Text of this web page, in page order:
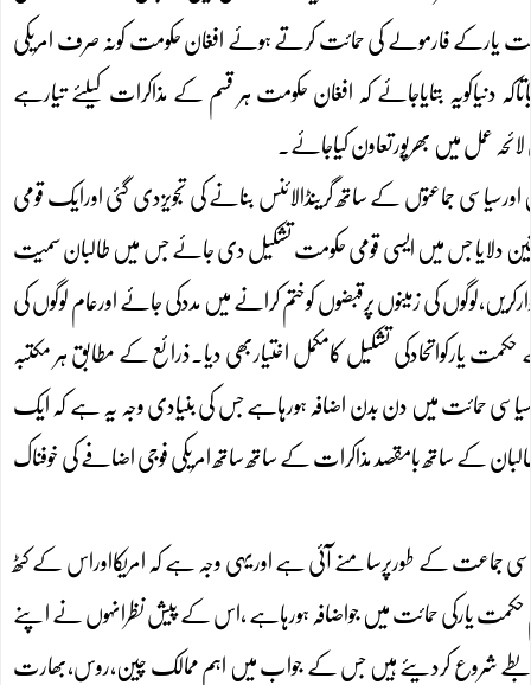
یارکے فارمولے کی حمائت کرتے ہوئے افغان حکومت کونہ صرف امریکی
دنیاکویہ بتایاجائے کہ افغان حکومت ہر قسم کے مذاکرات کیلئے تیارہے
عمل میں بھرپورتعاون کیاجائے۔
جماعتوں کے ساتھ گرینڈالائنس بنانے کی تجویزدی گئی اورایک قومی
دلایا جس میں ایسی قومی حکومت تشکیل دی جائے جس میں طالبان سمیت
کی زمینوں پرقبضوں کوختم کرانے میں مددکی جائے اورعام لوگوں کی
یارکواتحادکی تشکیل کامکمل اختیاربھی دیا۔ذرائع کے مطابق ہر مکتبہ
حمائت میں دن بدن اضافہ ہورہاہے جس کی بنیادی وجہ یہ ہے کہ ایک
کے ساتھ بامقصد مذاکرات کے ساتھ ساتھ امریکی فوجی اضافے کی خوفناک
جماعت کے طورپرسامنے آئی ہے اوریہی وجہ ہے کہ امریکااوراس کے کٹھ
حکمت یارکی حمائت میں جواضافہ ہورہاہے ،اس کے پیش نظرانہوں نے اپنے
رابطے شروع کردیئے ہیں جس کے جواب میں اہم ممالک چین،روس،بھارت